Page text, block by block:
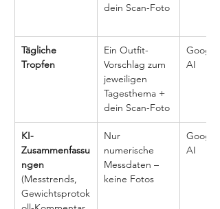
dein Scan-Foto
Tägliche
Tropfen
Ein Outfit-
Vorschlag zum
jeweiligen
Tagesthema +
dein Scan-Foto
Google
AI
KI-
Zusammenfassu
ngen
(Messtrends,
Gewichtsprotok
Nur
numerische
Messdaten –
keine Fotos
Google
AI